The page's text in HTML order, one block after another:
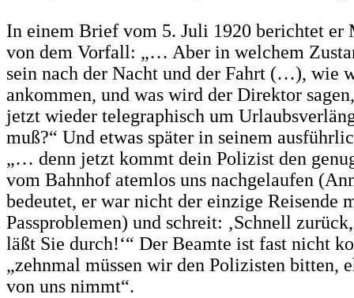
In einem Brief vom 5. Juli 1920 berichtet er
von dem Vorfall: „… Aber in welchem
sein nach der Nacht und der Fahrt (…), wie
ankommen, und was wird der Direktor
jetzt wieder telegraphisch um
muß?“ Und etwas später in seinem
„… denn jetzt kommt dein Polizist den
vom Bahnhof atemlos uns nachgelaufen
bedeutet, er war nicht der einzige Reisende
Passproblemen) und schreit: ‚Schnell
läßt Sie durch!‘“ Der Beamte ist fast nicht
„zehnmal müssen wir den Polizisten bitten,
von uns nimmt“.